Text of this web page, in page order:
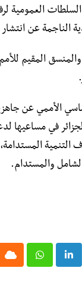
السلطات العمومية
الناجمة عن
المقيم
الأممي عن
في مساعيها
التنمية
والمستدام.
LinkedIn